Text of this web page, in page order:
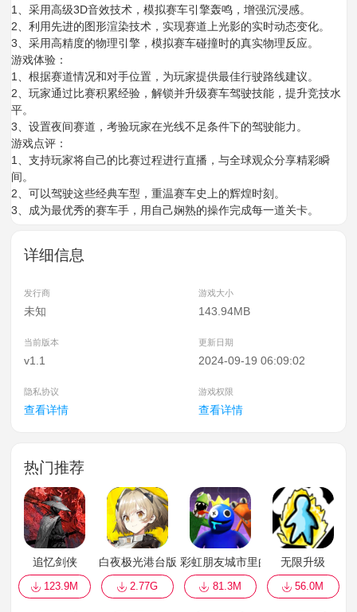
1、采用高级3D音效技术，模拟赛车引擎轰鸣，增强沉浸感。
2、利用先进的图形渲染技术，实现赛道上光影的实时动态变化。
3、采用高精度的物理引擎，模拟赛车碰撞时的真实物理反应。
游戏体验：
1、根据赛道情况和对手位置，为玩家提供最佳行驶路线建议。
2、玩家通过比赛积累经验，解锁并升级赛车驾驶技能，提升竞技水
平。
3、设置夜间赛道，考验玩家在光线不足条件下的驾驶能力。
游戏点评：
1、支持玩家将自己的比赛过程进行直播，与全球观众分享精彩瞬
间。
2、可以驾驶这些经典车型，重温赛车史上的辉煌时刻。
3、成为最优秀的赛车手，用自己娴熟的操作完成每一道关卡。
详细信息
发行商 游戏大小
未知 143.94MB
当前版本 更新日期
v1.1 2024-09-19 06:09:02
隐私协议 游戏权限
查看详情 查看详情
热门推荐
追忆剑侠
123.9M
白夜极光港台版
2.77G
彩虹朋友城市里的绳友(Rope
81.3M
无限升级
56.0M